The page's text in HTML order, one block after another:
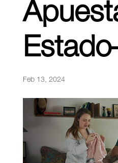
Feb 13, 2024